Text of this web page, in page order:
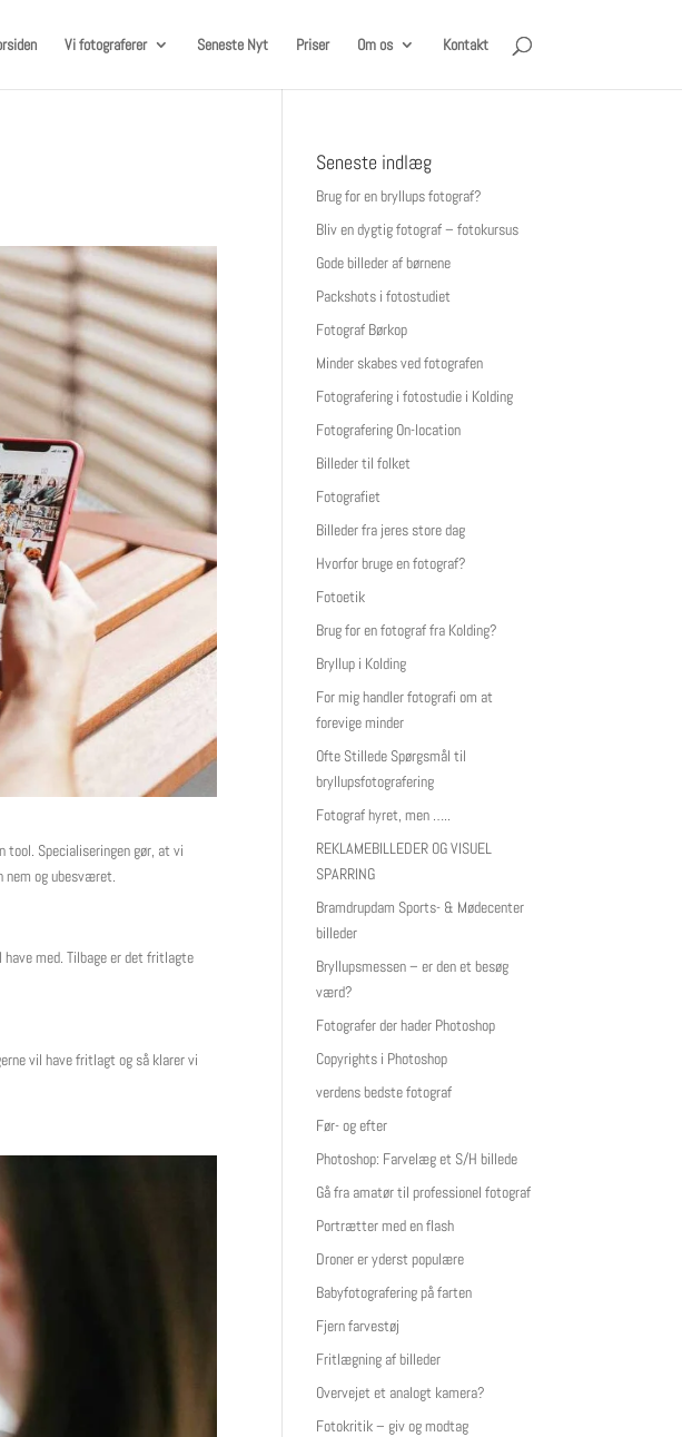
Vi fotograferer Seneste Nyt Priser Om os Kontakt
Specialiseringen gør, at vi
nem og ubesværet.
med. Tilbage er det fritlagte
vil have fritlagt og så klarer vi
Seneste indlæg
Brug for en bryllups fotograf?
Bliv en dygtig fotograf – fotokursus
Gode billeder af børnene
Packshots i fotostudiet
Fotograf Børkop
Minder skabes ved fotografen
Fotografering i fotostudie i Kolding
Fotografering On-location
Billeder til folket
Fotografiet
Billeder fra jeres store dag
Hvorfor bruge en fotograf?
Fotoetik
Brug for en fotograf fra Kolding?
Bryllup i Kolding
For mig handler fotografi om at
forevige minder
Ofte Stillede Spørgsmål til
bryllupsfotografering
Fotograf hyret, men …..
REKLAMEBILLEDER OG VISUEL
SPARRING
Bramdrupdam Sports- & Mødecenter
billeder
Bryllupsmessen – er den et besøg
værd?
Fotografer der hader Photoshop
Copyrights i Photoshop
verdens bedste fotograf
Før- og efter
Photoshop: Farvelæg et S/H billede
Gå fra amatør til professionel fotograf
Portrætter med en flash
Droner er yderst populære
Babyfotografering på farten
Fjern farvestøj
Fritlægning af billeder
Overvejet et analogt kamera?
Fotokritik – giv og modtag